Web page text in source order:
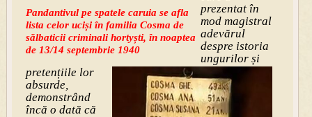
Pandantivul pe spatele caruia se afla
lista celor uciși în familia Cosma de
sălbaticii criminali hortyști, în noaptea
de 13/14 septembrie 1940
prezentat în
mod magistral
adevărul
despre istoria
ungurilor și
pretențiile lor
absurde,
demonstrând
încă o dată că